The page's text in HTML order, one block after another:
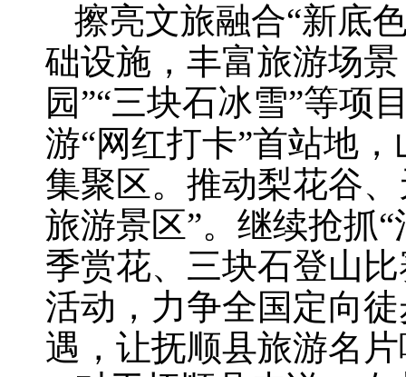
擦亮文旅融合“新底
础设施，丰富旅游场
园”“三块石冰雪”等项
游“网红打卡”首站地
集聚区。推动梨花谷
旅游景区”。继续抢抓
季赏花、三块石登山
活动，力争全国定向
遇，让抚顺县旅游名